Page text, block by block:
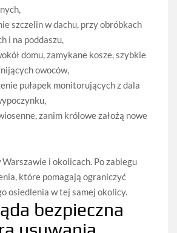
szczelin w dachu, przy obróbkach
i na poddaszu,
domu, zamykane kosze, szybkie
owoców,
pułapek monitorujących z dala
zanim królowe założą nowe
Warszawie i okolicach. Po zabiegu
które pomagają ograniczyć
osiedlenia w tej samej okolicy.
bezpieczna